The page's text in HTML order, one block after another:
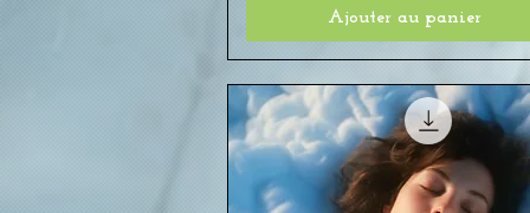
Ajouter au panier